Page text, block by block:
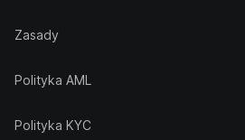
Zasady
Polityka AML
Polityka KYC